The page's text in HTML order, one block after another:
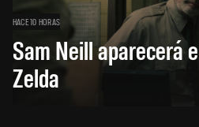
HACE 10 HORAS
Sam Neill aparecerá
Zelda